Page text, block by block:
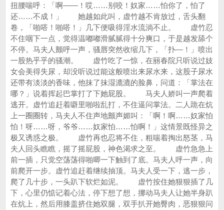
扭腰喘呼：「啊——！哎……别咬！奴家……怕你了，怕了
还……不成！」 她越如此叫，虚竹越不肯放过，舌头翻
卷，「啪嗒！啪嗒！」几下便吸得淫水流淌不止。 虚竹忍
不住咽下一点，觉得温嘟嘟滑腻腻得十分爽口，于是越发舔个
不停。马夫人颤呼一声，骚唇突然收缩几下，「扑—！」喷出
一股热乎乎的骚潮。 虚竹吃了一惊，在丽春院只听说过妓
女会美得失尿，却没听说过能这般喷出来尿水来，这股子尿水
还带有淡淡的香味，他抹了抹湿漉漉的脸鼻，问道：「掌法在
哪？」说着挥起巴掌打了下她屁股。 马夫人娇叫一声爬着
逃开。虚竹追赶着噼里啪啦乱打，不住逼问掌法。二人跪在炕
上一圈圈转，马夫人不住声地颤声媚叫：「啊！啊……奴家怕
怕！呀……呀，爷爷……奴家怕……怕啊！」这情景既怪异之
极又诱惑之极。 虚竹再也忍将不住，粗喘着掏出怒茎，马
夫人回头瞧瞧，摇了摇屁股，神色渴求之至。 虚竹急急上
前一插，只觉空荡荡得啪唧一下触到了底。马夫人呼一声，向
前爬开一步。虚竹追赶着继续抽顶。马夫人受一下，逃一步，
爬了几十步，一头趴下软烂如泥。 虚竹按住她狠狠插了几
下，心里仍惦记着心法，停下想了想，挪动马夫人让她半身趴
在炕上，然后用膝盖挤住她双腿，双手扒开她臀肉，恶狠狠问